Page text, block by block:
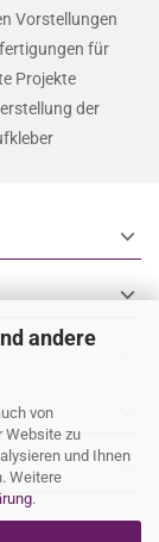
andere
von
Website zu
und Ihnen
Weitere
.
Vorstellungen
für
Projekte
der
expand_more
expand_more
expand_more